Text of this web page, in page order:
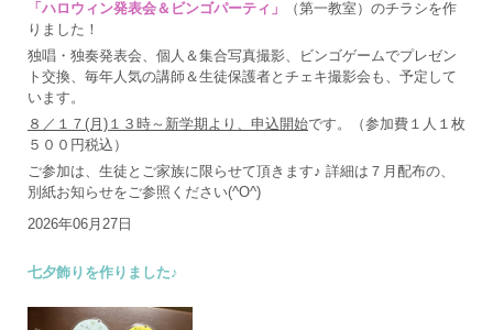
「ハロウィン発表会＆ビンゴパーティ」
（第一教室）のチラシを作
りました！
独唱・独奏発表会、個人＆集合写真撮影、ビンゴゲームでプレゼン
ト交換、毎年人気の講師＆生徒保護者とチェキ撮影会も、予定して
います。
８／１７(月)１３時～新学期より、申込開始です。（参加費１人１枚
５００円税込）
ご参加は、生徒とご家族に限らせて頂きます♪ 詳細は７月配布の、
別紙お知らせをご参照ください(^O^)
2026年06月27日
七夕飾りを作りました♪